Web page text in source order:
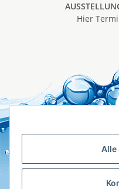
Alle
Hier